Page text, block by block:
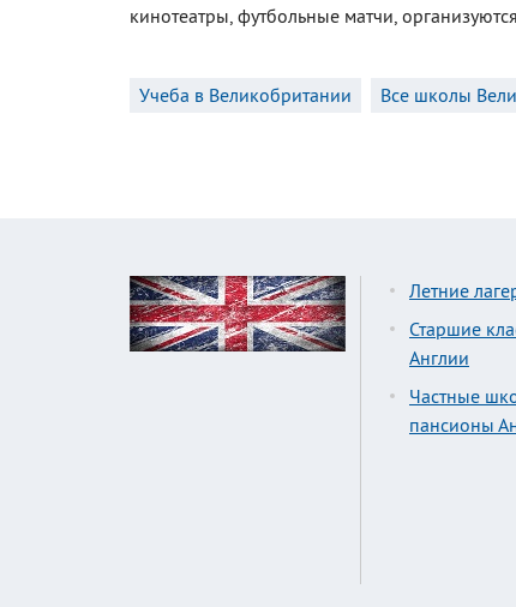
кинотеатры, футбольные матчи,
Учеба в Великобритании Все школы
Летние
Старшие
Англии
Частные
пансионы